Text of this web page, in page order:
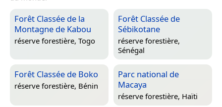
Forêt Classée de la
Montagne de Kabou
réserve forestière, Togo
Forêt Classée de
Sébikotane
réserve forestière,
Sénégal
Forêt Classée de Boko
réserve forestière, Bénin
Parc national de
Macaya
réserve forestière, Haïti